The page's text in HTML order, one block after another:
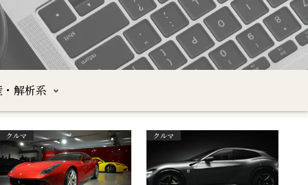
解析系
クルマ クルマ